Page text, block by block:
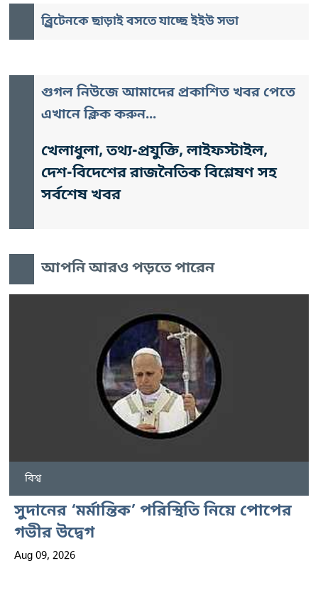
ব্র্রিটেনকে ছাড়াই বসতে যাচ্ছে ইইউ সভা
গুগল নিউজে আমাদের প্রকাশিত খবর পেতে
এখানে ক্লিক করুন...
খেলাধুলা, তথ্য-প্রযুক্তি, লাইফস্টাইল,
দেশ-বিদেশের রাজনৈতিক বিশ্লেষণ সহ
সর্বশেষ খবর
আপনি আরও পড়তে পারেন
বিশ্ব
সুদানের ‘মর্মান্তিক’ পরিস্থিতি নিয়ে পোপের
গভীর উদ্বেগ
Aug 09, 2026